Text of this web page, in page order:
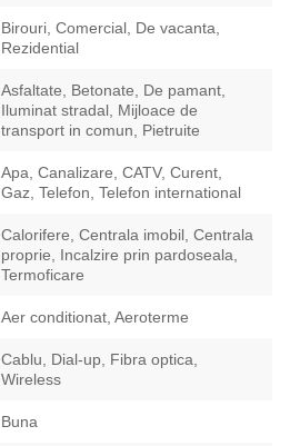
Birouri, Comercial, De vacanta,
Rezidential
Asfaltate, Betonate, De pamant,
Iluminat stradal, Mijloace de
transport in comun, Pietruite
Apa, Canalizare, CATV, Curent,
Gaz, Telefon, Telefon international
Calorifere, Centrala imobil, Centrala
proprie, Incalzire prin pardoseala,
Termoficare
Aer conditionat, Aeroterme
Cablu, Dial-up, Fibra optica,
Wireless
Buna